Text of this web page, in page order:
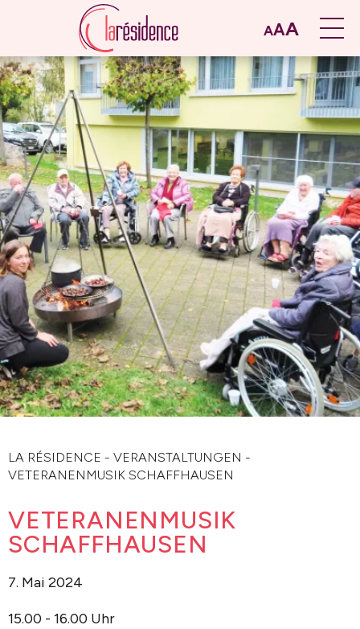
AAA
LA RÉSIDENCE - VERANSTALTUNGEN -
VETERANENMUSIK SCHAFFHAUSEN
VETERANENMUSIK
SCHAFFHAUSEN
7. Mai 2024
15.00 - 16.00 Uhr